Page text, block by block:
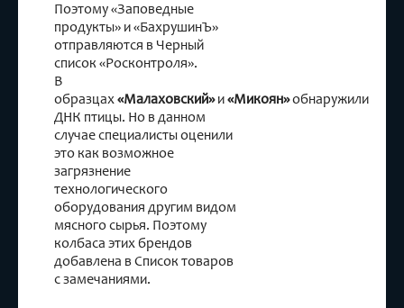
Поэтому «Заповедные
продукты» и «БахрушинЪ»
отправляются в Черный
список «Росконтроля».
В
образцах«Малаховский»и«Микоян»обнаружили
ДНК птицы. Но в данном
случае специалисты оценили
это как возможное
загрязнение
технологического
оборудования другим видом
мясного сырья. Поэтому
колбаса этих брендов
добавлена в Список товаров
с замечаниями.